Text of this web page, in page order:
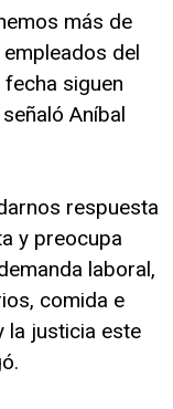
más de
del
siguen
Aníbal
respuesta
y preocupa
laboral,
comida e
la justicia este